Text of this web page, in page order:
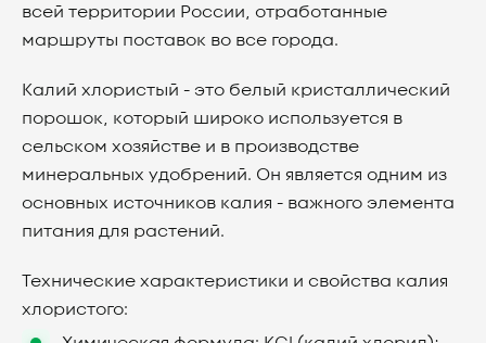
всей территории России, отработанные
маршруты поставок во все города.
Калий хлористый - это белый кристаллический
порошок, который широко используется в
сельском хозяйстве и в производстве
минеральных удобрений. Он является одним из
основных источников калия - важного элемента
питания для растений.
Технические характеристики и свойства калия
хлористого: